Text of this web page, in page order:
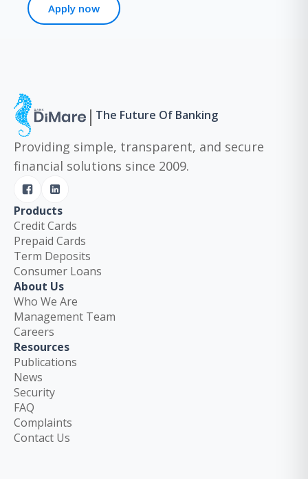
Apply now
| The Future Of Banking
Providing simple, transparent, and secure
financial solutions since 2009.
Products
Credit Cards
Prepaid Cards
Term Deposits
Consumer Loans
About Us
Who We Are
Management Team
Careers
Resources
Publications
News
Security
FAQ
Complaints
Contact Us